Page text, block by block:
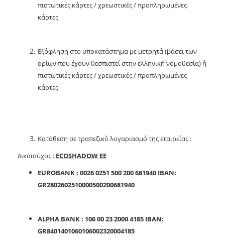
πιστωτικές κάρτες / χρεωστικές / προπληρωμένες
κάρτες
Εξόφληση στο υποκατάστημα με μετρητά (βάσει των
ορίων που έχουν θεσπιστεί στην ελληνική νομοθεσία) ή
πιστωτικές κάρτες / χρεωστικές / προπληρωμένες
κάρτες
Κατάθεση σε τραπεζικό λογαριασμό της εταιρείας :
Δικαιούχος : ECOSHADOW EE
EUROBANK : 0026 0251 500 200 681940 IBAN:
GR2802602510000500200681940
ALPHA BANK : 106 00 23 2000 4185 IBAN:
GR8401401060106002320004185